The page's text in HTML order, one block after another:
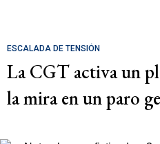
ESCALADA DE TENSIÓN
La CGT activa un
la mira en un paro